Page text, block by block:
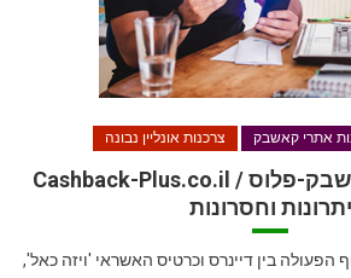
אתרי קאשבק צרכנות אונליין נבונה
Pros & Cons קאשבק-פלוס / Cashback-Plus.co.il
יתרונות וחסרונות
בין דיינרס וכרטיס האשראי 'ויזה כאל',